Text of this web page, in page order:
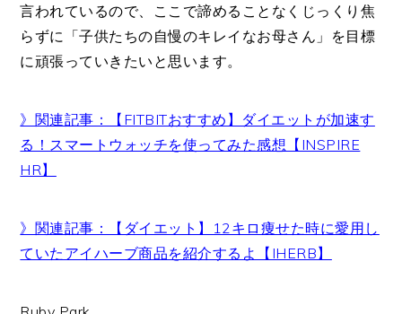
言われているので、ここで諦めることなくじっくり焦
らずに「子供たちの自慢のキレイなお母さん」を目標
に頑張っていきたいと思います。
》関連記事：【FITBITおすすめ】ダイエットが加速す
る！スマートウォッチを使ってみた感想【INSPIRE
HR】
》関連記事：【ダイエット】12キロ痩せた時に愛用し
ていたアイハーブ商品を紹介するよ【IHERB】